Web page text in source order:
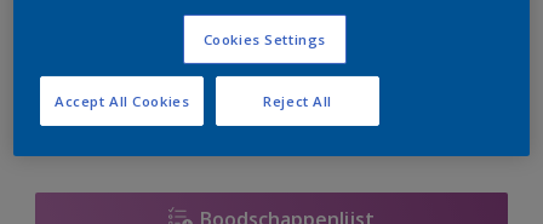
Op dit moment is het niet mogelijk dit product online
te bestellen. Houd de website in de gaten, we werken
er hard aan om de voorraad aan te vullen.
Cookies Settings
Reject All
Accept All Cookies